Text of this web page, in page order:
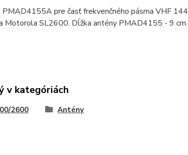
pre časť frekvenčného pásma VHF
Motorola SL2600. Dĺžka antény PMAD4155 - 9 cm.
v kategóriách
2600 Antény